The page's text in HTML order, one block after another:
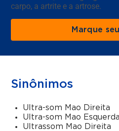
carpo, a artrite e a artrose.
Marque
Sinônimos
Ultra-som Mao Direita
Ultra-som Mao Esquerda
Ultrassom Mao Direita